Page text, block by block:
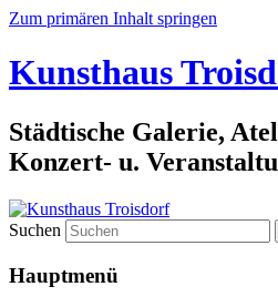
Zum primären Inhalt springen
Kunsthaus
Städtische Galerie,
Konzert- u.
Suchen
Hauptmenü